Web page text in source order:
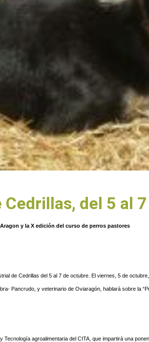
del 5 al
y la X edición del curso de perros pastores
de Cedrillas del 5 al 7 de octubre. El viernes, 5 de
Pancrudo, y veterinario de Oviaragón, hablará sobre la
agroalimentaria del CITA, que impartirá una